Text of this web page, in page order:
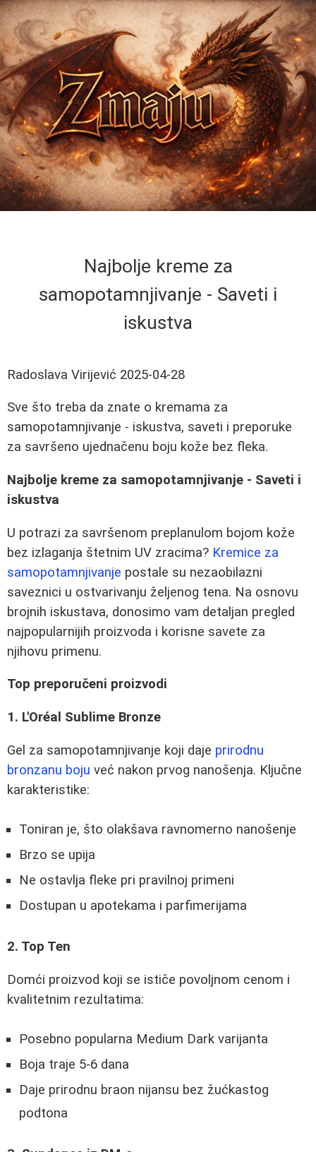
Najbolje kreme za
samopotamnjivanje - Saveti i
iskustva
Radoslava Virijević 2025-04-28
Sve što treba da znate o kremama za
samopotamnjivanje - iskustva, saveti i preporuke
za savršeno ujednačenu boju kože bez fleka.
Najbolje kreme za samopotamnjivanje - Saveti i
iskustva
U potrazi za savršenom preplanulom bojom kože
bez izlaganja štetnim UV zracima? Kremice za
samopotamnjivanje postale su nezaobilazni
saveznici u ostvarivanju željenog tena. Na osnovu
brojnih iskustava, donosimo vam detaljan pregled
najpopularnijih proizvoda i korisne savete za
njihovu primenu.
Top preporučeni proizvodi
1. L'Oréal Sublime Bronze
Gel za samopotamnjivanje koji daje prirodnu
bronzanu boju već nakon prvog nanošenja. Ključne
karakteristike:
Toniran je, što olakšava ravnomerno nanošenje
Brzo se upija
Ne ostavlja fleke pri pravilnoj primeni
Dostupan u apotekama i parfimerijama
2. Top Ten
Domći proizvod koji se ističe povoljnom cenom i
kvalitetnim rezultatima:
Posebno popularna Medium Dark varijanta
Boja traje 5-6 dana
Daje prirodnu braon nijansu bez žućkastog
podtona